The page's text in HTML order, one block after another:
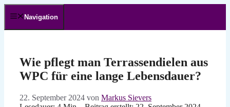
Zum
Inhalt Navigation
Wie pflegt man Terrassendielen aus
WPC für eine lange Lebensdauer?
22. September 2024 von Markus Sievers